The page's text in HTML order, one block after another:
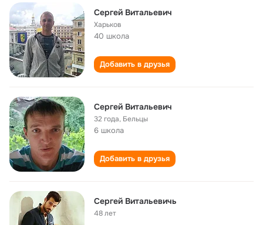
Сергей Витальевич
Харьков
40 школа
Добавить в друзья
Сергей Витальевич
32 года, Бельцы
6 школа
Добавить в друзья
Сергей Витальевичь
48 лет